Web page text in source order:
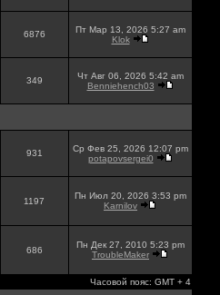
6876
Пт Мар 13, 2026 5:27 am
Klok
349
Чт Авг 06, 2026 5:42 am
Benniehench03
931
Ср Фев 25, 2026 12:07 pm
potapovsergei0
1197
Пн Июл 20, 2026 3:53 pm
Karnilov
686
Пн Дек 27, 2010 5:23 pm
TroubleMaker
Часовой пояс: GMT + 4